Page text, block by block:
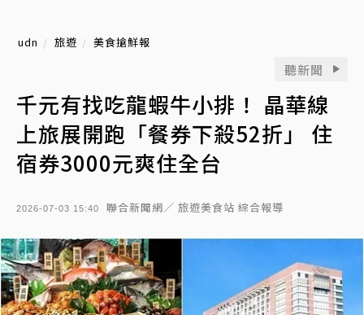
udn 旅遊 美食搶鮮報
聽新聞
千元有找吃龍蝦牛小排！ 晶華線
上旅展開跑「餐券下殺52折」 住
宿券3000元爽住全台
2026-07-03 15:40 聯合新聞網／ 旅遊美食站 綜合報導